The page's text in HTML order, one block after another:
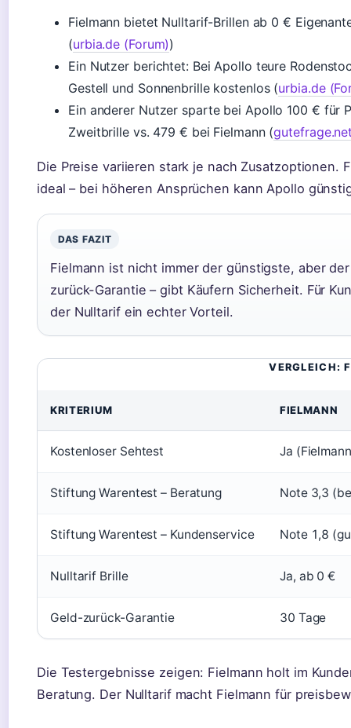
Fielmann bietet Nulltarif-Brillen ab 0 €
(urbia.de (Forum))
Ein Nutzer berichtet: Bei Apollo teure
Gestell und Sonnenbrille kostenlos (urbia.de
Ein anderer Nutzer sparte bei Apollo 100 € für
Zweitbrille vs. 479 € bei Fielmann (
Die Preise variieren stark je nach Zusatzoptionen.
ideal – bei höheren Ansprüchen kann Apollo
DAS FAZIT
Fielmann ist nicht immer der günstigste, aber
zurück-Garantie – gibt Käufern Sicherheit. Für
der Nulltarif ein echter Vorteil.
VERGLEICH:
KRITERIUM FIELMANN
Kostenloser Sehtest Ja
Stiftung Warentest – Beratung Note 3,3
Stiftung Warentest – Kundenservice Note 1,8
Nulltarif Brille Ja, ab 0 €
Geld-zurück-Garantie 30 Tage
Die Testergebnisse zeigen: Fielmann holt im
Beratung. Der Nulltarif macht Fielmann für